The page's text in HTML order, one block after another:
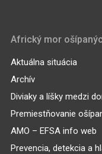
Africký mor
Aktuálna situácia
Archív
Diviaky a líšky medzi
Premiestňovanie
AMO – EFSA info web
Prevencia, detekcia a